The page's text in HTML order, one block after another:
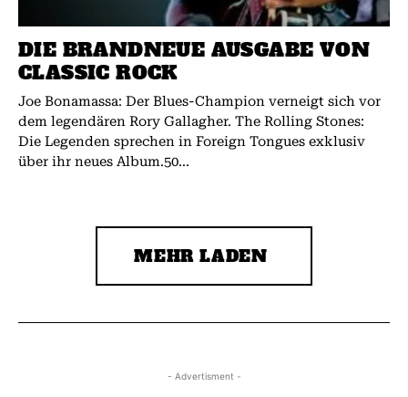
DIE BRANDNEUE AUSGABE VON
CLASSIC ROCK
Joe Bonamassa: Der Blues-Champion verneigt sich vor
dem legendären Rory Gallagher. The Rolling Stones:
Die Legenden sprechen in Foreign Tongues exklusiv
über ihr neues Album.50...
MEHR LADEN
- Advertisment -